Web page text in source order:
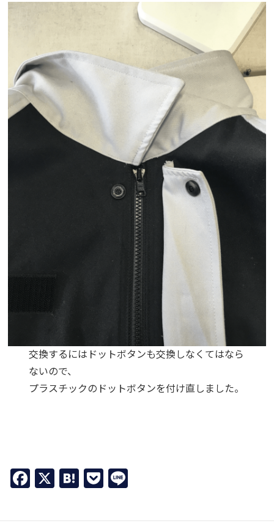
交換するにはドットボタンも交換しなくてはなら
ないので、
プラスチックのドットボタンを付け直しました。
Facebook
X Hatena
Pocket